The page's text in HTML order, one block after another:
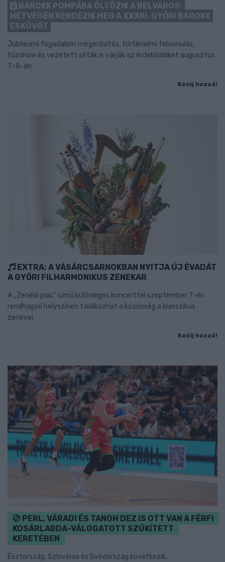
BAROKK POMPÁBA ÖLTÖZIK A BELVÁROS:
HÉTVÉGÉN RENDEZIK MEG A XXXIII. GYŐRI BAROKK
ESKÜVŐT
Jubileumi fogadalom megerősítés, történelmi felvonulás,
tűzshow és vezetett séták is várják az érdeklődőket augusztus
7–8-án.
Szólj hozzá!
EXTRA: A VÁSÁRCSARNOKBAN NYITJA ÚJ ÉVADÁT
A GYŐRI FILHARMONIKUS ZENEKAR
A „Zenélő piac” című különleges koncerttel szeptember 7-én
rendhagyó helyszínen találkozhat a közönség a klasszikus
zenével.
Szólj hozzá!
PERL, VÁRADI ÉS TANOH DEZ IS OTT VAN A FÉRFI
KOSÁRLABDA-VÁLOGATOTT SZŰKÍTETT
KERETÉBEN
Észtország, Szlovénia és Svédország következik.